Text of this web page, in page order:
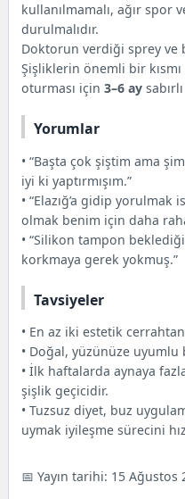
kullanılmamalı, ağır spor
durulmalıdır.
Doktorun verdiği sprey ve
Şişliklerin önemli bir kısmı
oturması için3–6 ay
Yorumlar
• “Başta çok şiştim ama
iyi ki yaptırmışım.”
• “Elazığ’a gidip yorulmak
olmak benim için daha
• “Silikon tampon
korkmaya gerek yokmuş.”
Tavsiyeler
• En az iki estetik
• Doğal, yüzünüze
• İlk haftalarda aynaya
şişlik geçicidir.
• Tuzsuz diyet, buz
uymak iyileşme sürecini
📅 Yayın tarihi: 15 Ağustos